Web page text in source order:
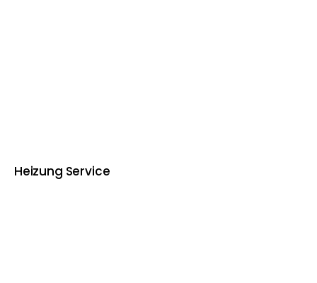
Heizung Service